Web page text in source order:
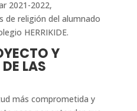
2021-2022,
de religión del alumnado
HERRIKIDE.
Y
LAS
más comprometida y